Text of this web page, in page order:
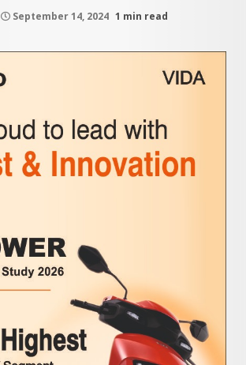
September 14, 2024 1 min read